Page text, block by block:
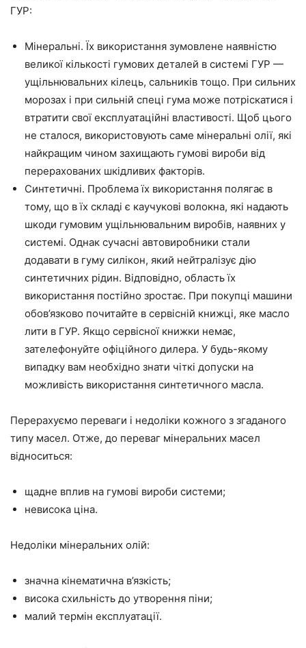
ГУР:
Мінеральні. Їх використання зумовлене наявністю
великої кількості гумових деталей в системі ГУР —
ущільнювальних кілець, сальників тощо. При сильних
морозах і при сильній спеці гума може потріскатися і
втратити свої експлуатаційні властивості. Щоб цього
не сталося, використовують саме мінеральні олії, які
найкращим чином захищають гумові вироби від
перерахованих шкідливих факторів.
Синтетичні. Проблема їх використання полягає в
тому, що в їх складі є каучукові волокна, які надають
шкоди гумовим ущільнювальним виробів, наявних у
системі. Однак сучасні автовиробники стали
додавати в гуму силікон, який нейтралізує дію
синтетичних рідин. Відповідно, область їх
використання постійно зростає. При покупці машини
обов’язково почитайте в сервісній книжці, яке масло
лити в ГУР. Якщо сервісної книжки немає,
зателефонуйте офіційного дилера. У будь-якому
випадку вам необхідно знати чіткі допуски на
можливість використання синтетичного масла.
Перерахуємо переваги і недоліки кожного з згаданого
типу масел. Отже, до переваг мінеральних масел
відноситься:
щадне вплив на гумові вироби системи;
невисока ціна.
Недоліки мінеральних олій:
значна кінематична в’язкість;
висока схильність до утворення піни;
малий термін експлуатації.